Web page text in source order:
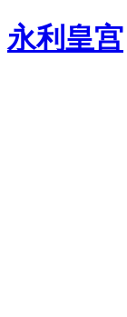
永利皇宫